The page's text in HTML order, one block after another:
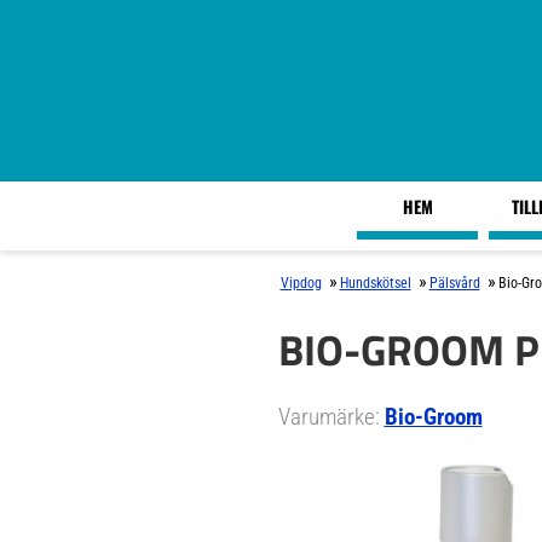
HEM
Vipdog » Hundskötsel » Pälsvård » Bio-
BIO-GROOM
Varumärke: Bio-Groom